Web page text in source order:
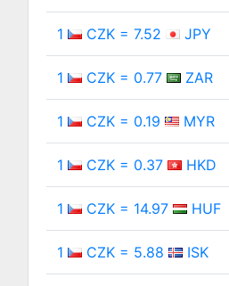
1 CZK = 7.52 JPY
1 CZK = 0.77 ZAR
1 CZK = 0.19 MYR
1 CZK = 0.37 HKD
1 CZK = 14.97 HUF
1 CZK = 5.88 ISK